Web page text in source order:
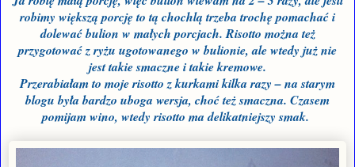
robimy większą porcję to tą chochlą trzeba trochę pomachać i
dolewać bulion w małych porcjach. Risotto można też
przygotować z ryżu ugotowanego w bulionie, ale wtedy już nie
jest takie smaczne i takie kremowe.
Przerabiałam to moje risotto z kurkami kilka razy – na starym
blogu była bardzo uboga wersja, choć też smaczna. Czasem
pomijam wino, wtedy risotto ma delikatniejszy smak.